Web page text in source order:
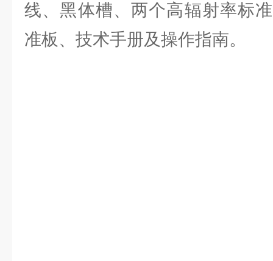
线、黑体槽、两个高辐射率标
准板、技术手册及操作指南。